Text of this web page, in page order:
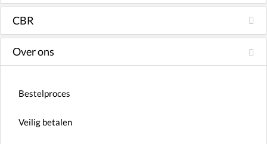
CBR
Over ons
Bestelproces
Veilig betalen